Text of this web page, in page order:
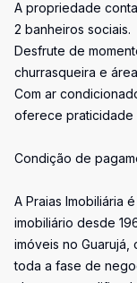
A propriedade
2 banheiros sociais.
Desfrute de
churrasqueira e
Com ar
oferece praticidade
Condição de
A Praias Imobiliária
imobiliário desde
imóveis no Guarujá,
toda a fase de